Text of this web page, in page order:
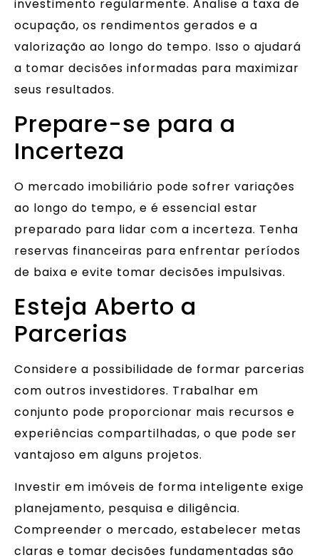
investimento regularmente. Analise a taxa de
ocupação, os rendimentos gerados e a
valorização ao longo do tempo. Isso o ajudará
a tomar decisões informadas para maximizar
seus resultados.
Prepare-se para a
Incerteza
O mercado imobiliário pode sofrer variações
ao longo do tempo, e é essencial estar
preparado para lidar com a incerteza. Tenha
reservas financeiras para enfrentar períodos
de baixa e evite tomar decisões impulsivas.
Esteja Aberto a
Parcerias
Considere a possibilidade de formar parcerias
com outros investidores. Trabalhar em
conjunto pode proporcionar mais recursos e
experiências compartilhadas, o que pode ser
vantajoso em alguns projetos.
Investir em imóveis de forma inteligente exige
planejamento, pesquisa e diligência.
Compreender o mercado, estabelecer metas
claras e tomar decisões fundamentadas são